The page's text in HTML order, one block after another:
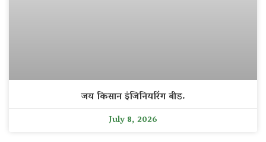
जय किसान इंजिनियरिंग बीड.
July 8, 2026